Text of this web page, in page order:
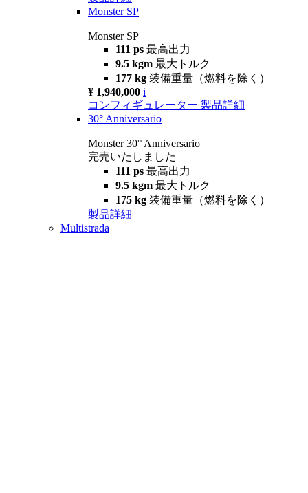
Monster SP
Monster SP
111 ps 最高出力
9.5 kgm 最大トルク
177 kg 装備重量（燃料を除く）
¥ 1,940,000 i
コンフィギュレーター 製品詳細
30° Anniversario
Monster 30° Anniversario
完売いたしました
111 ps 最高出力
9.5 kgm 最大トルク
175 kg 装備重量（燃料を除く）
製品詳細
Multistrada